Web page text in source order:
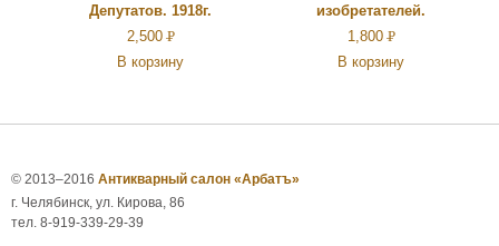
Депутатов. 1918г.
2,500Р
УБ.
В корзину
изобретателей.
1,800Р
УБ.
В корзину
© 2013–2016 Антикварный салон «Арбатъ»
г. Челябинск, ул. Кирова, 86
тел. 8-919-339-29-39